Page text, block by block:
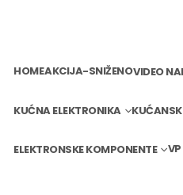
HOMEAKCIJA-SNIŽENOVIDEO
KUĆNA ELEKTRONIKA
ELEKTRONSKE KOMPONENTE VP